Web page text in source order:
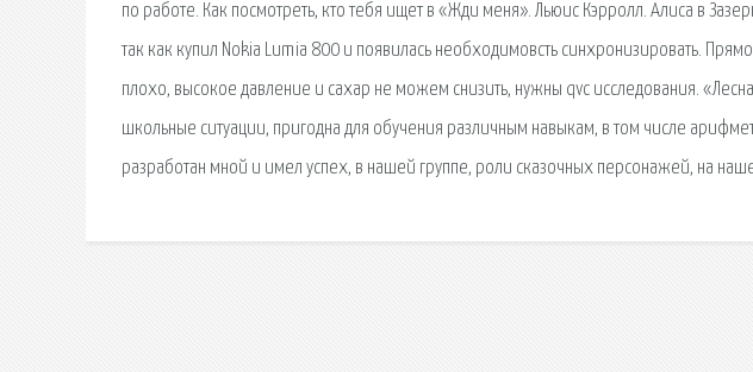
по работе. Как посмотреть, кто тебя ищет в «Жди меня». Льюис Кэрролл. Алиса в
так как купил Nokia Lumia 800 и появилась необходимовсть синхронизировать.
плохо, высокое давление и сахар не можем снизить, нужны qvc исследования.
школьные ситуации, пригодна для обучения различным навыкам, в том числе
разработан мной и имел успех, в нашей группе, роли сказочных персонажей, на